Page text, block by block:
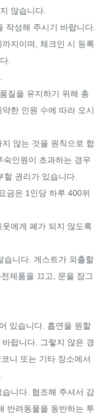
않습니다.
작성해 주시기 바랍니다.
지이며, 체크인 시 등록
.
질을 유지하기 위해 총
한 인원 수에 따라 오시
않는 것을 원칙으로 합
인원이 초과하는 경우
할 권리가 있습니다.
금은 1인당 하루 400위
에게 폐가 되지 않도록
습니다. 게스트가 외출할
제품을 끄고, 문을 잠그
있습니다. 흡연을 원할
랍니다. 그렇지 않은 경
니 또는 기타 장소에서
니다. 협조해 주셔서 감
반려동물을 동반하는 투